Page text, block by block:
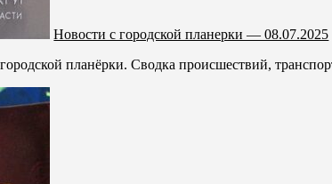
Новости с городской планерки — 08.07.2025
планёрки. Сводка происшествий,